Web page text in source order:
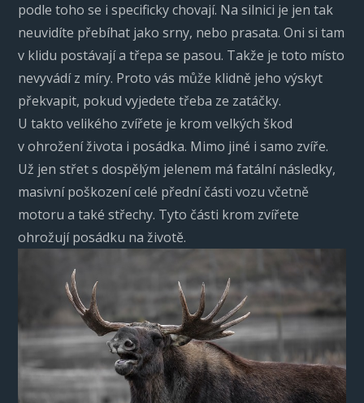
podle toho se i specificky chovají. Na silnici je jen tak
neuvidíte přebíhat jako srny, nebo prasata. Oni si tam
v klidu postávají a třepa se pasou. Takže je toto místo
nevyvádí z míry. Proto vás může klidně jeho výskyt
překvapit, pokud vyjedete třeba ze zatáčky.
U takto velikého zvířete je krom velkých škod
v ohrožení života i posádka. Mimo jiné i samo zvíře.
Už jen střet s dospělým jelenem má fatální následky,
masivní poškození celé přední části vozu včetně
motoru a také střechy. Tyto části krom zvířete
ohrožují posádku na životě.